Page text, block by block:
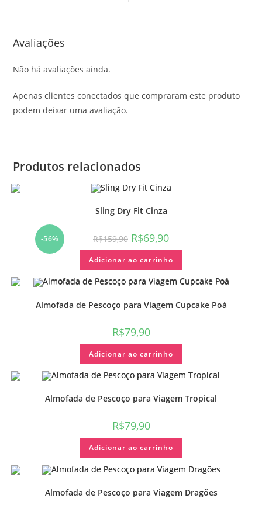
Avaliações
Não há avaliações ainda.
Apenas clientes conectados que compraram este produto
podem deixar uma avaliação.
Produtos relacionados
-56%
Sling Dry Fit Cinza
R$159,90 R$69,90
Adicionar ao carrinho
Almofada de Pescoço para Viagem Cupcake Poá
R$79,90
Adicionar ao carrinho
Almofada de Pescoço para Viagem Tropical
R$79,90
Adicionar ao carrinho
Almofada de Pescoço para Viagem Dragões